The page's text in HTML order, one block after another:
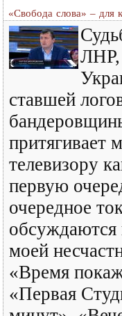
«Свобода слова» – для
ЛНР,
ставшей
притягивает
телевизору
первую
очередное
моей
«Время
«Первая